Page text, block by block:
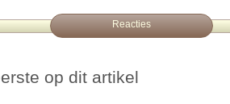
Reacties
op dit artikel